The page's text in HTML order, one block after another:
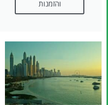
והזמנות